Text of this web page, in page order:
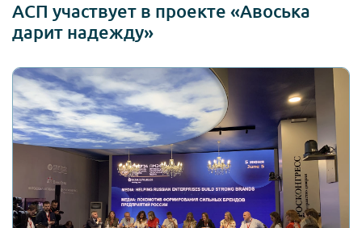
АСП участвует в проекте «Авоська
дарит надежду»